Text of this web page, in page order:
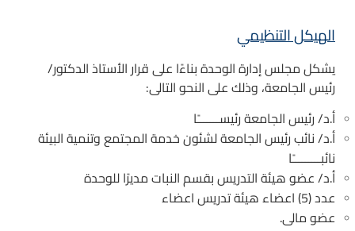
الهيكل التنظيمي
يشكل مجلس إدارة الوحدة بناءًا على قرار الأستاذ الدكتور/
رئيس الجامعة، وذلك على النحو التالى:
أ.د/ رئيس الجامعة رئيســـــــًا
أ.د/ نائب رئيس الجامعة لشئون خدمة المجتمع وتنمية البيئة
نائبـــــــــًا
أ.د/ عضو هيئة التدريس بقسم النبات مديرًا للوحدة
عدد (5) اعضاء هيئة تدريس اعضاء
عضو مالى.